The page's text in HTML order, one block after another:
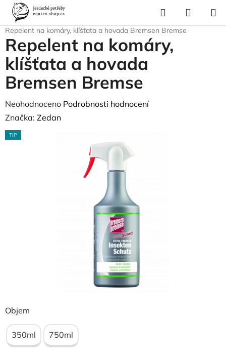
Přejít
obsah
Hledat
KOŠÍK
Domů
Pro koně
Repelent na komáry, klíšťata a hovada Bremsen Bremse
Objem
350ml 750ml
Repelent na komáry,
klíšťata a hovada
Bremsen Bremse
Průměrné
hodnocení
produktu
Neohodnoceno Podrobnosti hodnocení
Značka: Zedan
TIP